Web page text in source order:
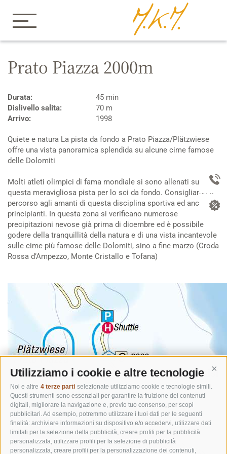
Utilizziamo i cookie e altre tecnologie
Noi e altre 4 terze parti selezionate utilizziamo cookie e tecnologie simili.
Questi strumenti sono essenziali per garantire la fruizione dei contenuti
digitali, migliorare la navigazione e, previo tuo consenso, per scopi
pubblicitari. Ad esempio, potremmo utilizzare i tuoi dati per le seguenti
finalità: archiviare informazioni su dispositivo e/o accedervi, utilizzare dati
limitati per la selezione della pubblicità, creare profili per la pubblicità
personalizzata, utilizzare profili per la selezione di pubblicità
personalizzata, creare profili per la personalizzazione dei contenuti,
Home Inverno Sci da fondo
Prato Piazza 2000m
Durata:
45 min
Dislivello salita:
70 m
Arrivo:
1998
Quiete e natura La pista da fondo a Prato Piazza/Plätzwiese
offre una vista panoramica splendida su alcune cime famose
delle Dolomiti
Molti atleti olimpici di fama mondiale si sono allenati su
questa meravigliosa pista per lo sci da fondo. Consigliamo il
percorso agli amanti di questa disciplina sportiva ed anche ai
principianti. In questa zona si verificano numerose
precipitazioni nevose già prima di dicembre ed è possibile
godere della tranquillità della natura e di una vista incantevole
sulle cime più famose delle Dolomiti, sino a fine marzo (Croda
Rossa d’Ampezzo, Monte Cristallo e Tofana)